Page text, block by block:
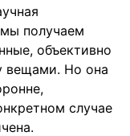
получаем
объективно
вещами. Но она
случае